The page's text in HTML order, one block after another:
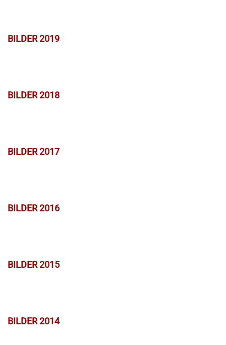
BILDER 2019
BILDER 2018
BILDER 2017
BILDER 2016
BILDER 2015
BILDER 2014